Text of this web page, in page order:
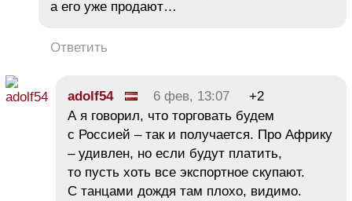
а его уже продают…
Ответить
adolf54 6 фев, 13:07
+2
А я говорил, что торговать будем
с Россией – так и получается. Про Африку
– удивлен, но если будут платить,
то пусть хоть все экспортное скупают.
С танцами дождя там плохо, видимо.